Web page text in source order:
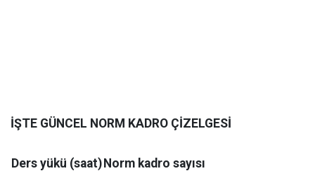
İŞTE GÜNCEL NORM KADRO ÇİZELGESİ
Ders yükü (saat) Norm kadro sayısı